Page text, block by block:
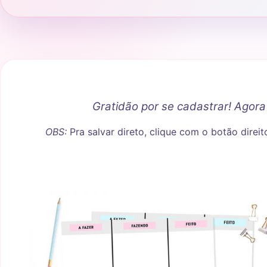
Gratidão por se cadastrar!
OBS:Pra salvar direto, clique com o botão